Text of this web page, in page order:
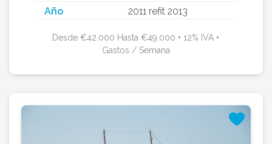
Año
2011 refit 2013
Desde €42.000 Hasta €49.000 + 12% IVA +
Gastos / Semana